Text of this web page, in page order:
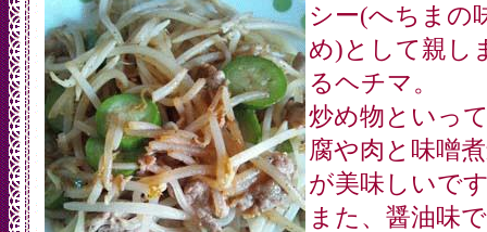
シー(へちまの
め)として親し
るヘチマ。
炒め物といっ
腐や肉と味噌
が美味しいで
また、醤油味